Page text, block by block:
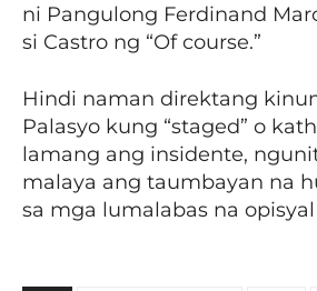
ni Pangulong Ferdinand
si Castro ng “Of course.”
Hindi naman direktang
Palasyo kung “staged” o
lamang ang insidente,
malaya ang taumbayan na
sa mga lumalabas na